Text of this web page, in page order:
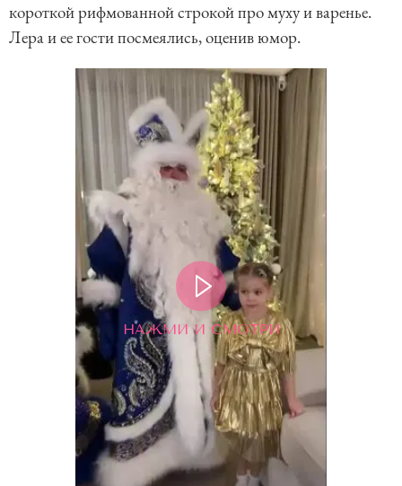
короткой рифмованной строкой про муху и варенье.
Лера и ее гости посмеялись, оценив юмор.
НАЖМИ И СМОТРИ